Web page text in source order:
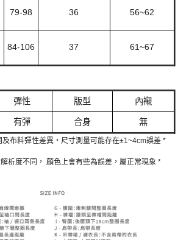
79-98 36 56~62
84-106 37 61~67
彈性 版型 內襯
有彈 合身 無
及布料彈性差異‧尺寸測量可能存在±1~4cm誤差 *
析度不同， 顏色上會有些為誤差，屬正常現象 *